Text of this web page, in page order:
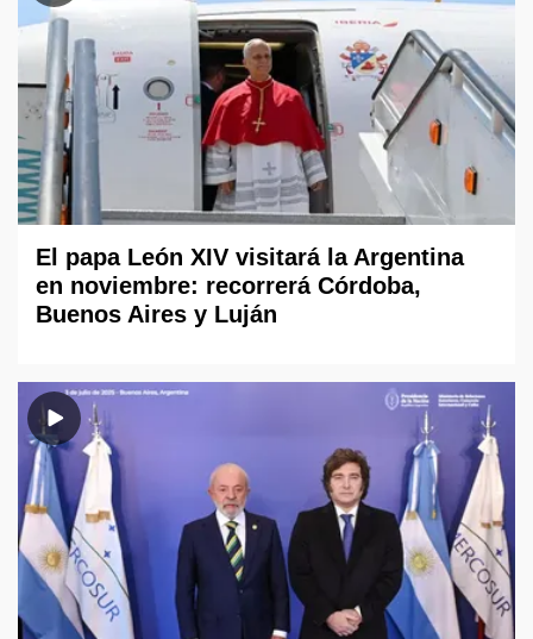
El papa León XIV visitará la Argentina
en noviembre: recorrerá Córdoba,
Buenos Aires y Luján